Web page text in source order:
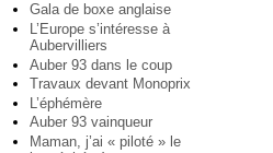
Gala de boxe anglaise
L’Europe s’intéresse à
Aubervilliers
Auber 93 dans le coup
Travaux devant Monoprix
L’éphémère
Auber 93 vainqueur
Maman, j’ai « piloté » le